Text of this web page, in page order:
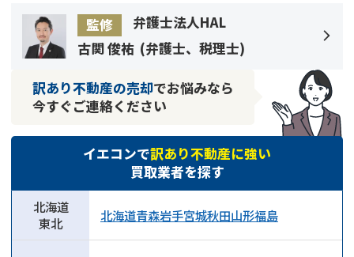
監修
弁護士法人HAL
古関 俊祐 (弁護士、税理士)
訳あり不動産の売却でお悩みなら
今すぐご連絡ください
イエコンで訳あり不動産に強い
買取業者を探す
北海道
東北
北海道青森岩手宮城秋田山形福島